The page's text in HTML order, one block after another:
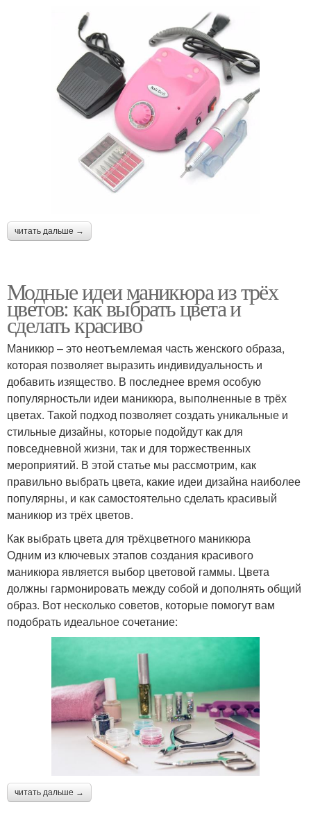
читать дальше →
Модные идеи маникюра из трёх
цветов: как выбрать цвета и
сделать красиво
Маникюр – это неотъемлемая часть женского образа,
которая позволяет выразить индивидуальность и
добавить изящество. В последнее время особую
популярностьли идеи маникюра, выполненные в трёх
цветах. Такой подход позволяет создать уникальные и
стильные дизайны, которые подойдут как для
повседневной жизни, так и для торжественных
мероприятий. В этой статье мы рассмотрим, как
правильно выбрать цвета, какие идеи дизайна наиболее
популярны, и как самостоятельно сделать красивый
маникюр из трёх цветов.
Как выбрать цвета для трёхцветного маникюра
Одним из ключевых этапов создания красивого
маникюра является выбор цветовой гаммы. Цвета
должны гармонировать между собой и дополнять общий
образ. Вот несколько советов, которые помогут вам
подобрать идеальное сочетание:
читать дальше →